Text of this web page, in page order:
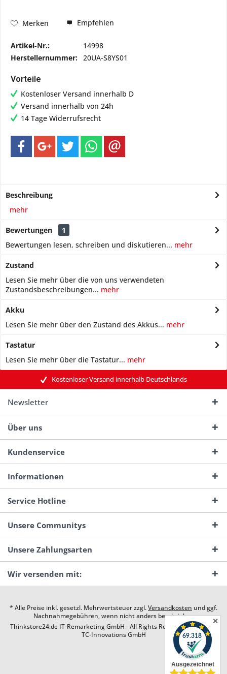
Merken Empfehlen
Artikel-Nr.:
14998
Herstellernummer: 20UA-S8YS01
Vorteile
Kostenloser Versand innerhalb D
Versand innerhalb von 24h
14 Tage Widerrufsrecht
Beschreibung
mehr
Bewertungen
1
Bewertungen lesen, schreiben und diskutieren... mehr
Zustand
Lesen Sie mehr über die von uns verwendeten
Zustandsbeschreibungen... mehr
Akku
Lesen Sie mehr über den Zustand des Akkus... mehr
Tastatur
Lesen Sie mehr über die Tastatur... mehr
Kostenloser Versand innerhalb Deutschlands
Newsletter
Über uns
Kundenservice
Informationen
Service Hotline
Unsere Communitys
Unsere Zahlungsarten
Wir versenden mit:
* Alle Preise inkl. gesetzl. Mehrwertsteuer zzgl.Versandkosten und ggf.
Nachnahmegebühren, wenn nicht anders beschrieben
Thinkstore24.de IT-Remarketing GmbH - All Rights Reserved. Design by
TC-Innovations GmbH
✕